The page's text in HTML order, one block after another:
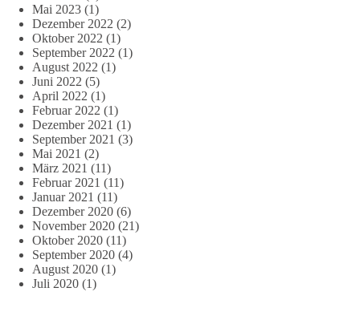
Mai 2023 (1)
Dezember 2022 (2)
Oktober 2022 (1)
September 2022 (1)
August 2022 (1)
Juni 2022 (5)
April 2022 (1)
Februar 2022 (1)
Dezember 2021 (1)
September 2021 (3)
Mai 2021 (2)
März 2021 (11)
Februar 2021 (11)
Januar 2021 (11)
Dezember 2020 (6)
November 2020 (21)
Oktober 2020 (11)
September 2020 (4)
August 2020 (1)
Juli 2020 (1)